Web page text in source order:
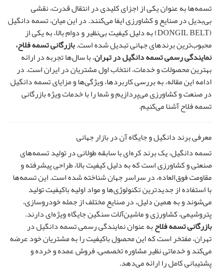
تسمه‌ها به عنوان یکی از اجزای کلیدی در انتقال قدرت، نقشی
بی‌بدیل در صنایع و کشاورزی ایفا می‌کنند. در این میان، تسمه دانگیل
(DONGIL BELT) به دلیل کیفیت بی‌نظیر و دوام بالا، به یکی از
محبوب‌ترین برندهای جهانی تبدیل شده است.بازرگانی تسمه فلاح،
نمایندگی رسمی تسمه دانگیل در تهران، با سال‌ها تجربه در ارائه
بهترین محصولات و خدمات، انتخاب اول مشتریان در ایران است. در
ادامه این مقاله، به بررسی کاربردها، ویژگی‌ها و مزایای تسمه دانگیل
در صنعت و کشاورزی می‌پردازیم و شما را با خدمات ویژه بازرگانی
تسمه فلاح آشنا می‌کنیم.
معرفی برند دانگیل و جایگاه آن در بازار جهانی
تسمه دانگیل، یک برند کره‌ای با سابقه طولانی در تولید تسمه‌های
صنعتی و کشاورزی است که به دلیل کیفیت بالا، طراحی پیشرفته و
مقاومت فوق‌العاده، در سراسر جهان شناخته شده است. این تسمه‌ها
با استفاده از جدیدترین تکنولوژی‌ها و مواد اولیه باکیفیت تولید
می‌شوند و به همین دلیل، در صنایع مختلف از جمله خودروسازی،
پتروشیمی، کشاورزی و ماشین‌آلات سنگین جایگاه ویژه‌ای دارند.
بازرگانی تسمه فلاحبه عنوان نمایندگی رسمی تسمه دانگیل در
تهران، مفتخر است که این محصول باکیفیت را به مشتریان خود عرضه
می‌کند و خدماتی نظیر مشاوره تخصصی، فروش عمده و خرده و
پشتیبانی کامل را ارائه می‌دهد.